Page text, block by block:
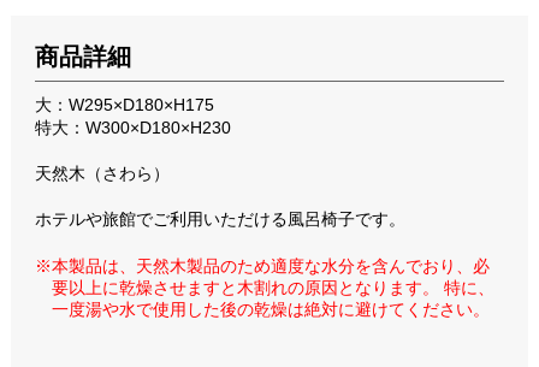
商品詳細
大：W295×D180×H175
特大：W300×D180×H230
天然木（さわら）
ホテルや旅館でご利用いただける風呂椅子です。
※本製品は、天然木製品のため適度な水分を含んでおり、必
要以上に乾燥させますと木割れの原因となります。 特に、
一度湯や水で使用した後の乾燥は絶対に避けてください。